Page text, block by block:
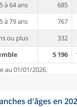
à 64 ans
685
à 79 ans
767
ou plus
332
5 196
au 01/01/2026.
d'âges en